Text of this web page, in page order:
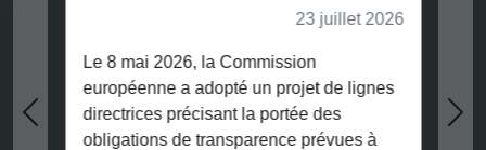
23 juillet 2026
Le 8 mai 2026, la Commission
européenne a adopté un projet de lignes
directrices précisant la portée des
obligations de transparence prévues à
Previous